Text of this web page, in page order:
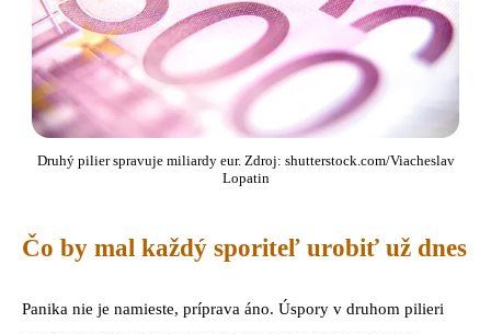
Druhý pilier spravuje miliardy eur. Zdroj: shutterstock.com/Viacheslav
Lopatin
Čo by mal každý sporiteľ urobiť už dnes
Panika nie je namieste, príprava áno. Úspory v druhom pilieri